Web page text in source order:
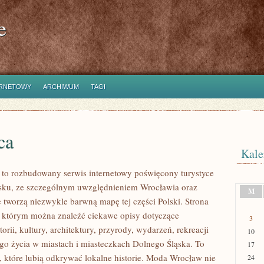
ARCHIWUM TAGI
to rozbudowany serwis internetowy poświęcony turystyce
ze szczególnym uwzględnieniem Wrocławia oraz
niezwykle barwną mapę tej części Polski. Strona
można znaleźć ciekawe opisy dotyczące
kultury, architektury, przyrody, wydarzeń, rekreacji
życia w miastach i miasteczkach Dolnego Śląska. To
które lubią odkrywać lokalne historie. Moda Wrocław nie
M
3
10
17
24